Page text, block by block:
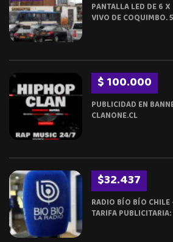
PANTALLA LED DE 6
VIVO DE COQUIMBO.
$ 100.000
PUBLICIDAD EN
CLANONE.CL
$32.437
RADIO BÍO BÍO
TARIFA